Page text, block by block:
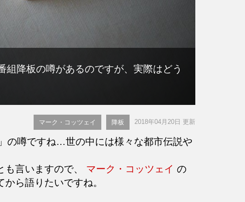
組降板の噂があるのですが、実際はどう
マーク・コッツェイ 降板 2018年04月20日 更新
」の噂ですね…世の中には様々な都市伝説や
も言いますので、 マーク・コッツェイ の
ら語りたいですね。